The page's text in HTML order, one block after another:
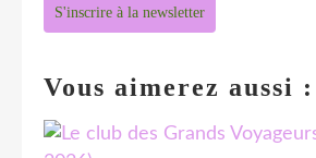
S'inscrire à la newsletter
Vous aimerez aussi :